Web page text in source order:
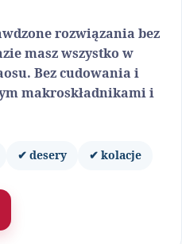
rozwiązania bez
masz wszystko w
Bez cudowania i
makroskładnikami i
✔ desery ✔ kolacje